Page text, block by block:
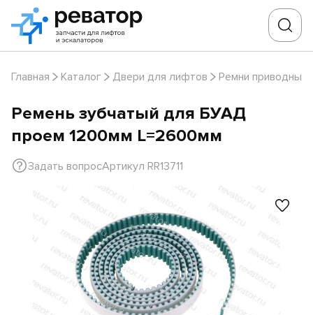
Главная Каталог Двери для лифтов Ремни приводные
Ремень зубчатый для БУАД
проем 1200мм L=2600мм
Задать вопросАртикул RR13711